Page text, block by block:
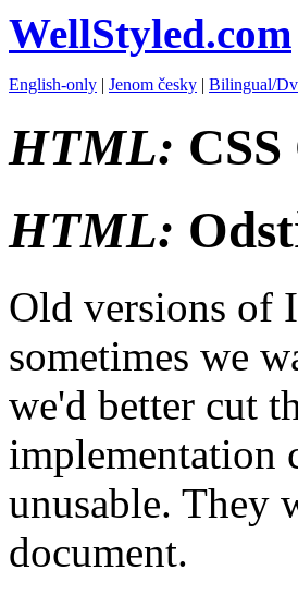
WellStyled.com
English-only | Jenom česky | Bilingual/
HTML:
HTML:
Old versions of
sometimes we
we'd better cut
implementation
unusable. They
document.